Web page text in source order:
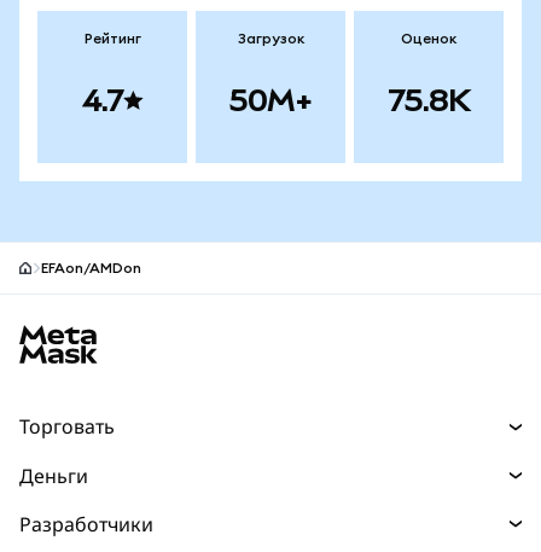
Рейтинг
4.7
Загрузок
50M+
Оценок
75.8K
EFAon/AMDon
Торговать
Прогнозы
Деньги
Разработчики